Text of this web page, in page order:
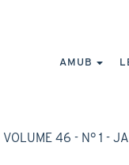
PRINCIPALE
AMUB
VOLUME 46 - N° 1 -